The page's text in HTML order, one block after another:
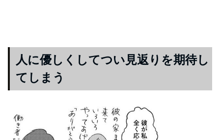
人に優しくしてつい見返りを期待し
てしまう